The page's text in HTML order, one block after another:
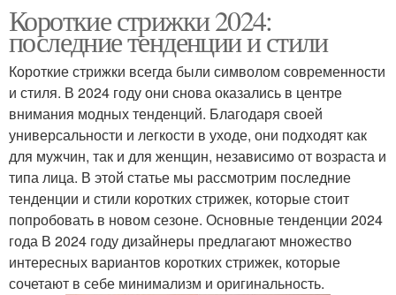
Короткие стрижки 2024:
последние тенденции и стили
Короткие стрижки всегда были символом современности
и стиля. В 2024 году они снова оказались в центре
внимания модных тенденций. Благодаря своей
универсальности и легкости в уходе, они подходят как
для мужчин, так и для женщин, независимо от возраста и
типа лица. В этой статье мы рассмотрим последние
тенденции и стили коротких стрижек, которые стоит
попробовать в новом сезоне. Основные тенденции 2024
года В 2024 году дизайнеры предлагают множество
интересных вариантов коротких стрижек, которые
сочетают в себе минимализм и оригинальность.